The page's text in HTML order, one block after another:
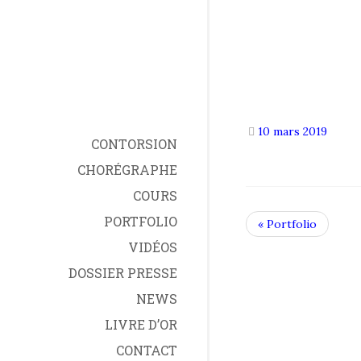
CONTORSION
CHORÉGRAPHE
COURS
PORTFOLIO
VIDÉOS
DOSSIER PRESSE
NEWS
LIVRE D’OR
CONTACT
10 mars 2019
« Portfolio